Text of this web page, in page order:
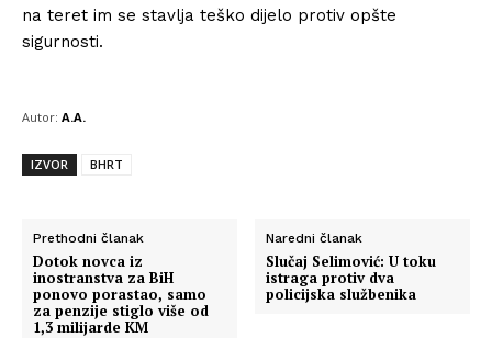
na teret im se stavlja teško dijelo protiv opšte
sigurnosti.
Autor: A.A.
IZVOR BHRT
Prethodni članak
Dotok novca iz
inostranstva za BiH
ponovo porastao, samo
za penzije stiglo više od
1,3 milijarde KM
Naredni članak
Slučaj Selimović: U toku
istraga protiv dva
policijska službenika